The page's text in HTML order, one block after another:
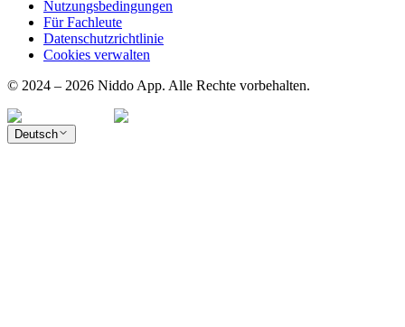
Nutzungsbedingungen
Für Fachleute
Datenschutzrichtlinie
Cookies verwalten
© 2024 – 2026 Niddo App. Alle Rechte vorbehalten.
Deutsch